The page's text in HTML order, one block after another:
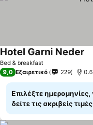
Bed & breakfast
Hotel Garni Neder
9,0 Εξαιρετικό 229
Επιλέξτε ημερομηνίες,
δείτε τις ακριβείς τιμές